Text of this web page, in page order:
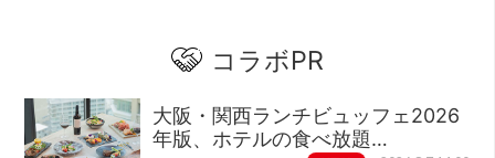
コラボPR
大阪・関西ランチビュッフェ2026
年版、ホテルの食べ放題…